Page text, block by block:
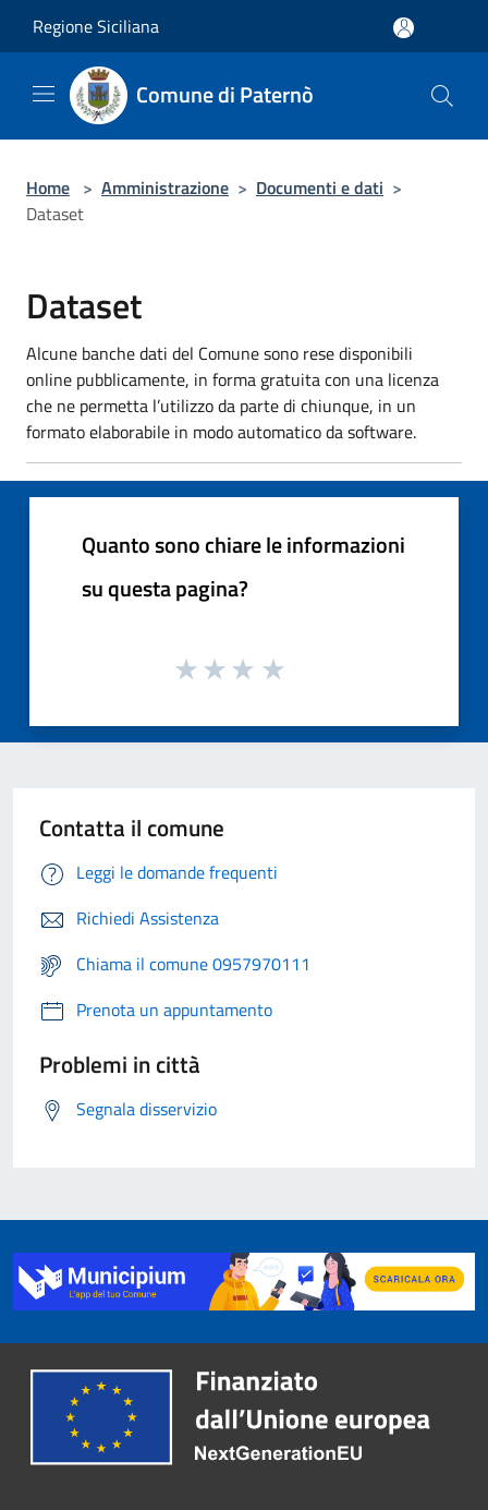
Regione Siciliana
Comune di Paternò
Home > Amministrazione > Documenti e dati >
Dataset
Dataset
Alcune banche dati del Comune sono rese disponibili
online pubblicamente, in forma gratuita con una licenza
che ne permetta l’utilizzo da parte di chiunque, in un
formato elaborabile in modo automatico da software.
Quanto sono chiare le informazioni
su questa pagina?
Contatta il comune
Leggi le domande frequenti
Richiedi Assistenza
Chiama il comune 0957970111
Prenota un appuntamento
Problemi in città
Segnala disservizio